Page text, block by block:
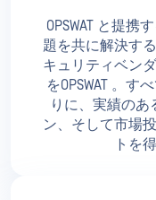
OPSWAT と提携
題を共に解決す
キュリティベン
をOPSWAT 。す
りに、実績のあ
ン、そして市場
トを